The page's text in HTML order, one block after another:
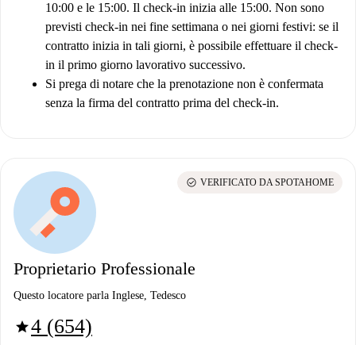
10:00 e le 15:00. Il check-in inizia alle 15:00. Non sono
previsti check-in nei fine settimana o nei giorni festivi: se il
contratto inizia in tali giorni, è possibile effettuare il check-
in il primo giorno lavorativo successivo.
Si prega di notare che la prenotazione non è confermata
senza la firma del contratto prima del check-in.
Proprietario Professionale
Questo locatore parla Inglese, Tedesco
star4 (654)
check_circle VERIFICATO DA SPOTAHOME